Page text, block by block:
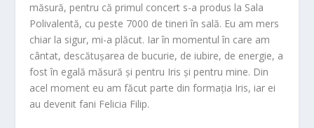
măsură, pentru că primul concert s-a produs la Sala
Polivalentă, cu peste 7000 de tineri în sală. Eu am mers
chiar la sigur, mi-a plăcut. Iar în momentul în care am
cântat, descătușarea de bucurie, de iubire, de energie, a
fost în egală măsură și pentru Iris și pentru mine. Din
acel moment eu am făcut parte din formația Iris, iar ei
au devenit fani Felicia Filip.